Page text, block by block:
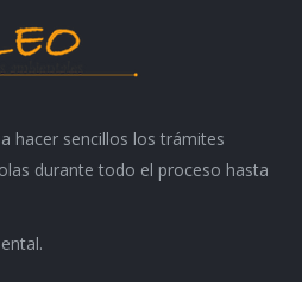
hacer sencillos los trámites
durante todo el proceso hasta